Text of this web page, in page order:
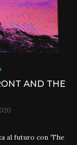
AND THE
al futuro con ‘The